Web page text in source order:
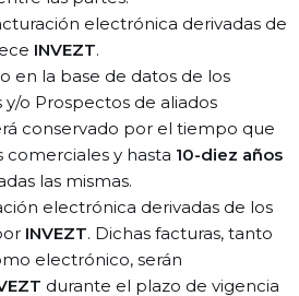
electrónica derivadas de
INVEZT.
en la base de datos de los
o Prospectos de aliados
conservado por el tiempo que
comerciales y hasta 10-diez años
las mismas.
electrónica derivadas de los
INVEZT. Dichas facturas, tanto
electrónico, serán
durante el plazo de vigencia